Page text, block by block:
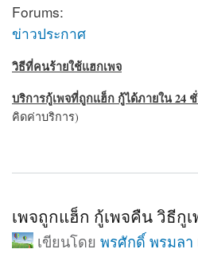
Forums:
ข่าวประกาศ
วิธีที่คนร้ายใช้แฮกเพจ
บริการกู้เพจที่ถูกแฮ็ก กู้ได้ภายใน 24 ชั่
คิดค่าบริการ)
about ถูกแฮ็กเพจ เพจถูกบุกรุก
เพจถูกแฮ็ก กู้เพจคืน วิธีกู
เขียนโดย พรศักดิ์ พรมลา